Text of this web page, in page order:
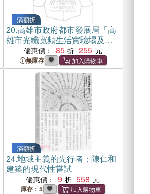
滿額折
20.高雄市政府都市發展局「高
雄市光纖寬頻生活實驗場及商
業營運模式規劃案」定稿總結
報告書
優惠價： 85 255
無庫存
滿額折
24.地域主義的先行者：陳仁和
建築的現代性嘗試
優惠價： 9 558
庫存：5